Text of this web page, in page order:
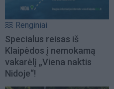
Renginiai
Specialus reisas iš
Klaipėdos į nemokamą
vakarėlį „Viena naktis
Nidoje“!